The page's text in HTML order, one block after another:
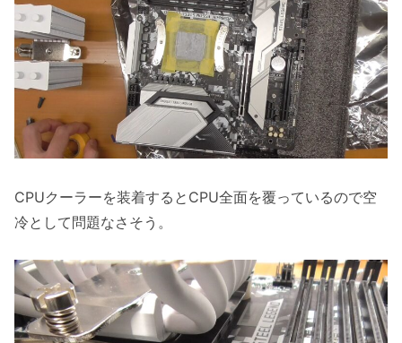
CPUクーラーを装着するとCPU全面を覆っているので空
冷として問題なさそう。